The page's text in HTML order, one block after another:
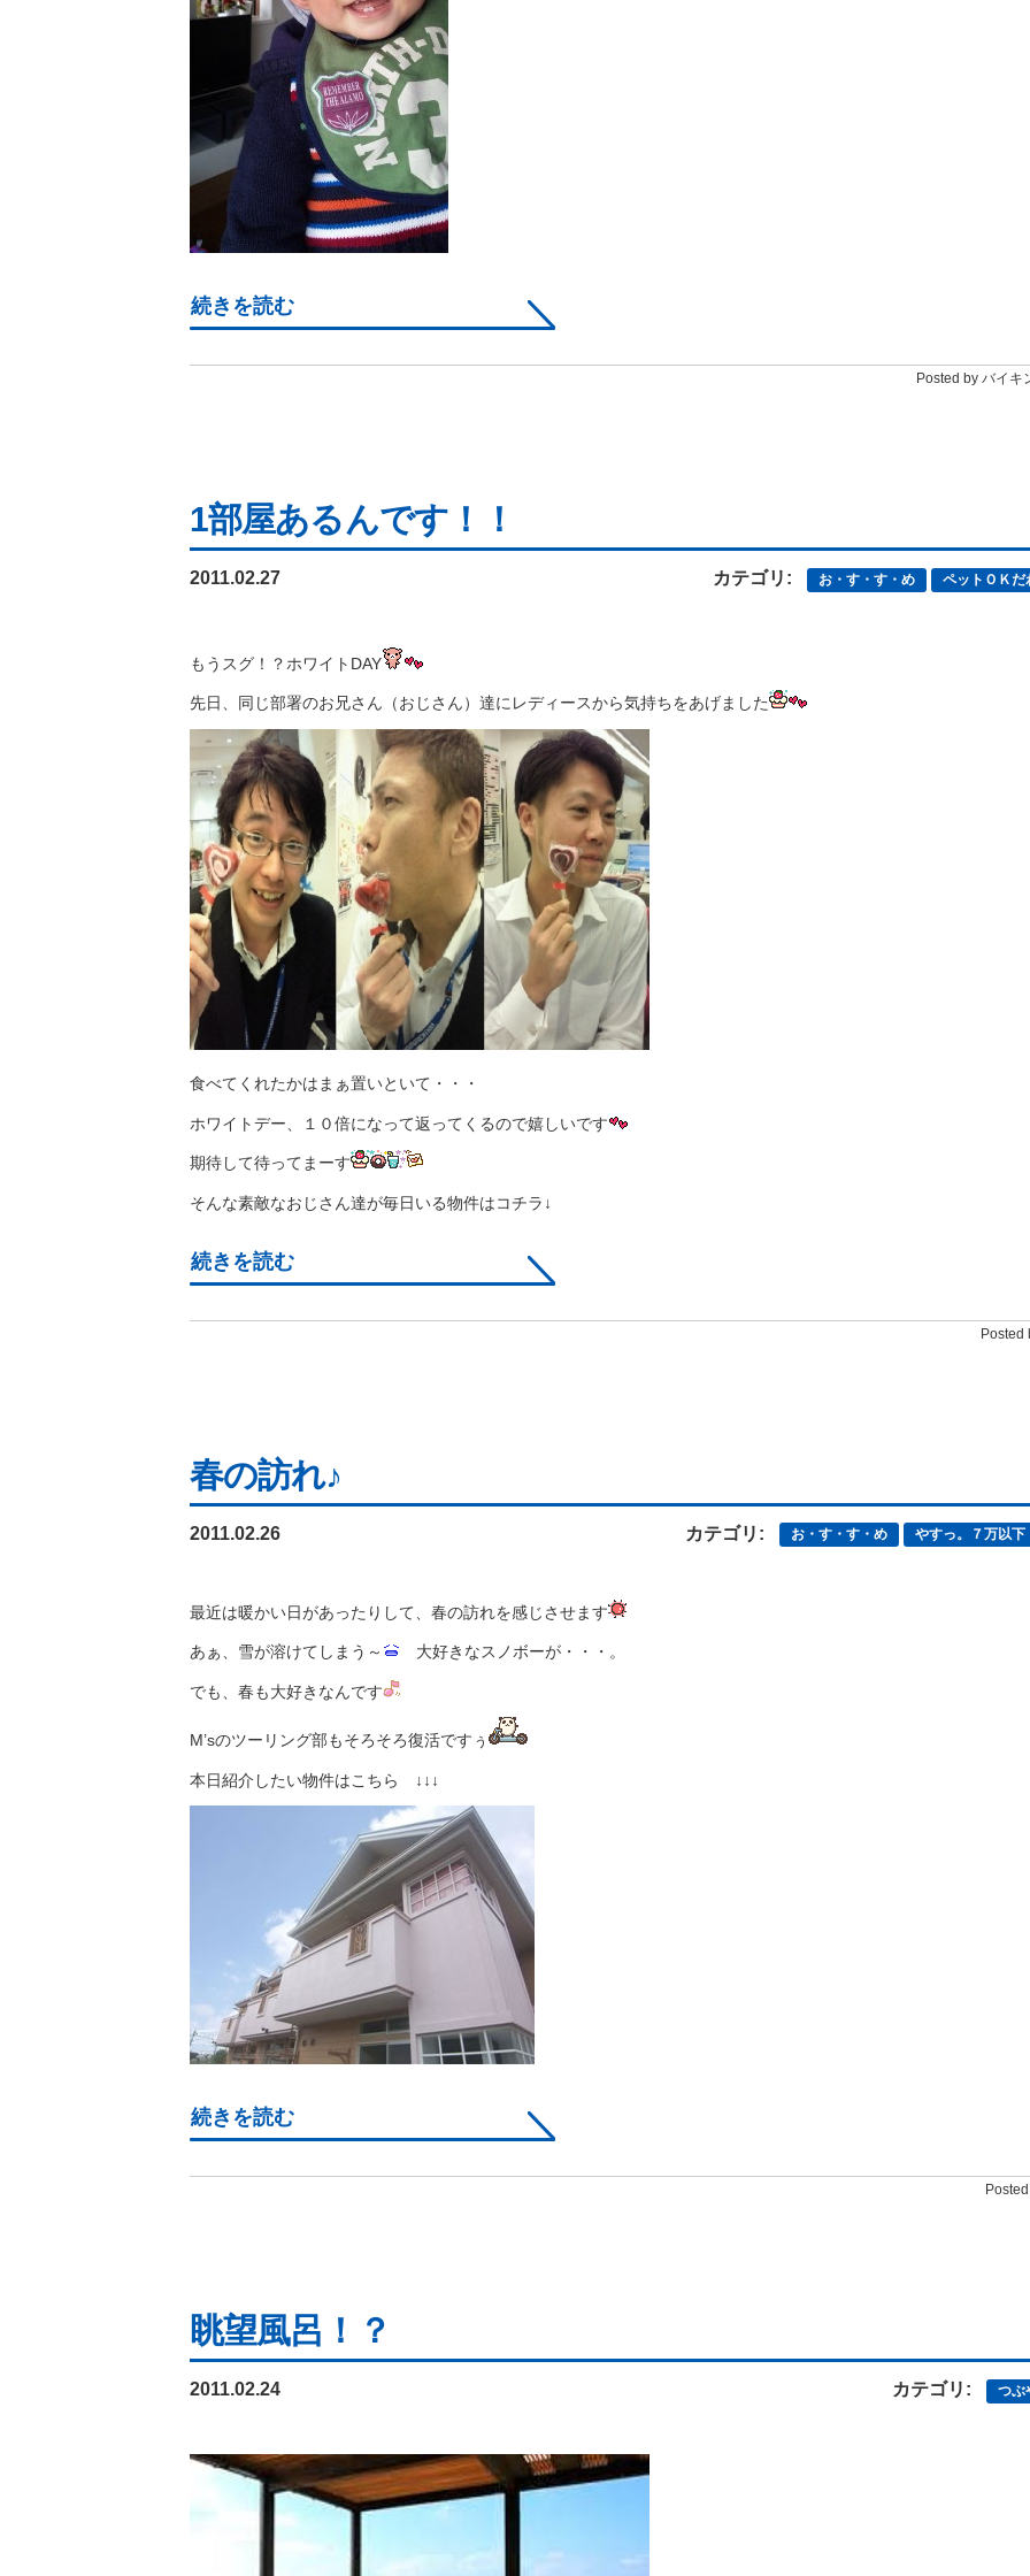
続きを読む
Posted by バイキ
1部屋あるんです！！
2011.02.27 カテゴリ: お・す・す・め ペットＯＫだ
もうスグ！？ホワイトDAY
先日、同じ部署のお兄さん（おじさん）達にレディースから気持ちをあげました
食べてくれたかはまぁ置いといて・・・
ホワイトデー、１０倍になって返ってくるので嬉しいです
期待して待ってまーす
そんな素敵なおじさん達が毎日いる物件はコチラ↓
続きを読む
Posted
春の訪れ♪
2011.02.26 カテゴリ: お・す・す・め やすっ。７万以下
最近は暖かい日があったりして、春の訪れを感じさせます
あぁ、雪が溶けてしまう～ 大好きなスノボーが・・・。
でも、春も大好きなんです
M’sのツーリング部もそろそろ復活ですぅ
本日紹介したい物件はこちら ↓↓↓
続きを読む
眺望風呂！？
2011.02.24 カテゴリ: つぶ